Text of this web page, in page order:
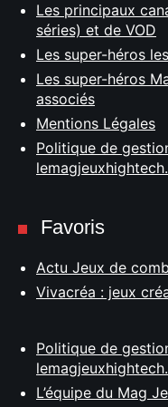
Les principaux
séries) et de VOD
Les super-héros
Les super-héros
associés
Mentions Légales
Politique de
Favoris
Actu Jeux de
Vivacréa : jeux
Politique de
L’équipe du Mag